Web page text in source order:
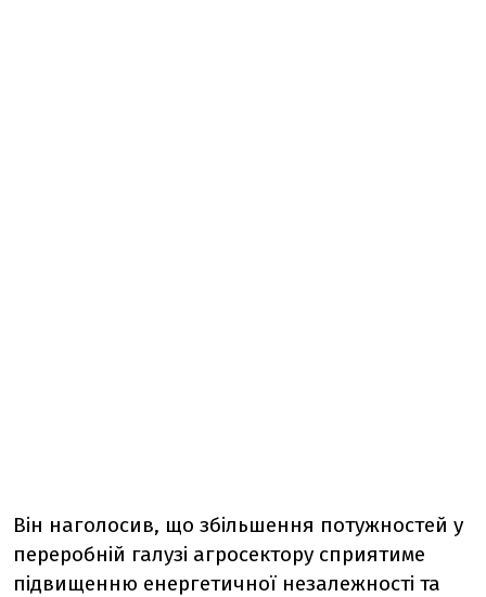
Він наголосив, що збільшення потужностей у
переробній галузі агросектору сприятиме
підвищенню енергетичної незалежності та